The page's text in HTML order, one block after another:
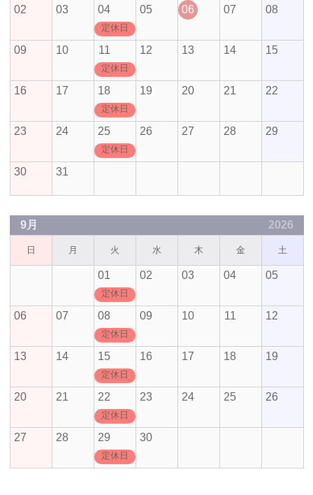
02 03 04
定休日
05 06 07 08
09 10 11
定休日
12 13 14 15
16 17 18
定休日
19 20 21 22
23 24 25
定休日
26 27 28 29
30 31
9月 2026
日 月 火 水 木 金 土
01
定休日
02 03 04 05
06 07 08
定休日
09 10 11 12
13 14 15
定休日
16 17 18 19
20 21 22
定休日
23 24 25 26
27 28 29
定休日
30